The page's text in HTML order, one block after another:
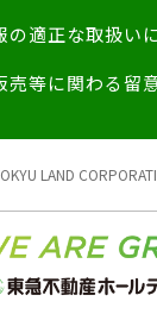
の適正な取扱い
売等に関わる留
LAND